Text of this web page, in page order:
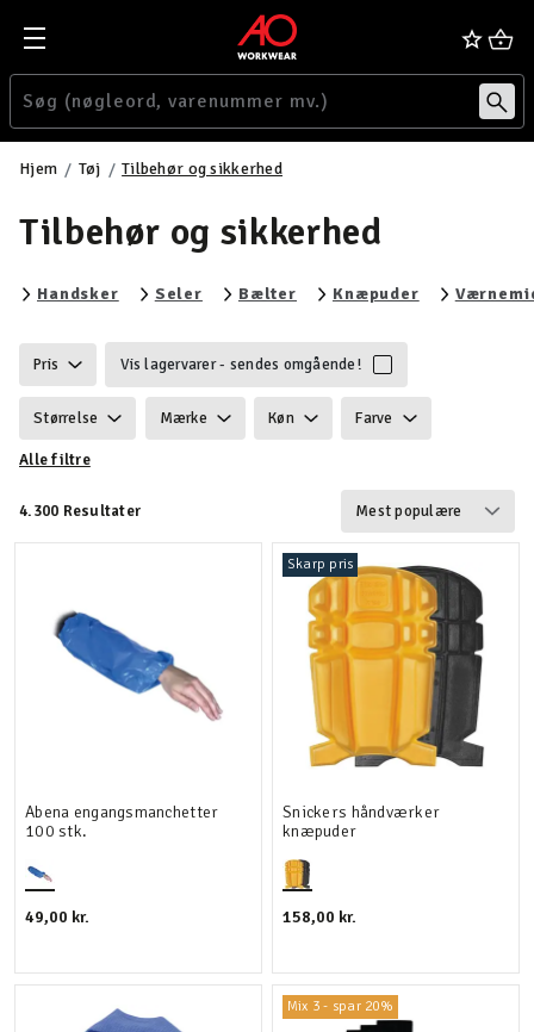
Hjem Tøj Tilbehør og sikkerhed
Tilbehør og sikkerhed
HandskerFiltrér efter category: Handsker
SelerFiltrér efter category: Seler
BælterFiltrér efter category:
KnæpuderFiltrér efter
Pris Vis lagervarer - sendes omgående!
Størrelse Mærke Køn Farve
Ansvarlighed
Funktionalitet
Alle filtre
4.300 Resultater
Abena engangsmanchetter
100 stk.
49,00 kr.
Skarp pris
Snickers håndværker
knæpuder
158,00 kr.
Mix 3 - spar 20%